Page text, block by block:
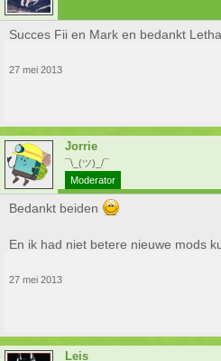
Succes Fii en Mark en bedankt
27 mei 2013
Jorrie
¯\_(ツ)_/¯
Moderator
Bedankt beiden
En ik had niet betere nieuwe mods
27 mei 2013
Leis